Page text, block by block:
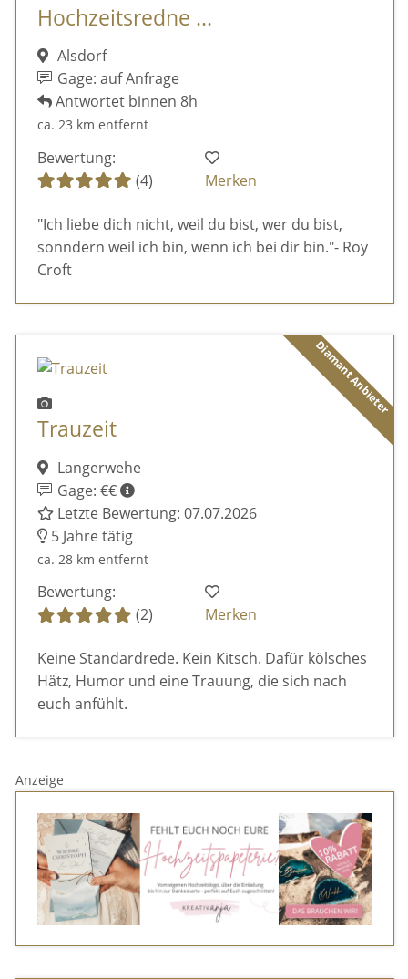
Hochzeitsredne ...
Alsdorf
Gage: auf Anfrage
Antwortet binnen 8h
ca. 23 km entfernt
Bewertung:
(4)
Merken
"Ich liebe dich nicht, weil du bist, wer du bist,
sonndern weil ich bin, wenn ich bei dir bin."- Roy
Croft
Diamant Anbieter
Trauzeit
Langerwehe
Gage: €€
Letzte Bewertung: 07.07.2026
5 Jahre tätig
ca. 28 km entfernt
Bewertung:
(2)
Merken
Keine Standardrede. Kein Kitsch. Dafür kölsches
Hätz, Humor und eine Trauung, die sich nach
euch anfühlt.
Anzeige